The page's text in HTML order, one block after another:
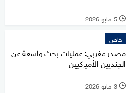
l 5 مايو 2026
خاص
مصدر مغربي: عمليات بحث واسعة عن
الجنديين الأميركيين
l 3 مايو 2026